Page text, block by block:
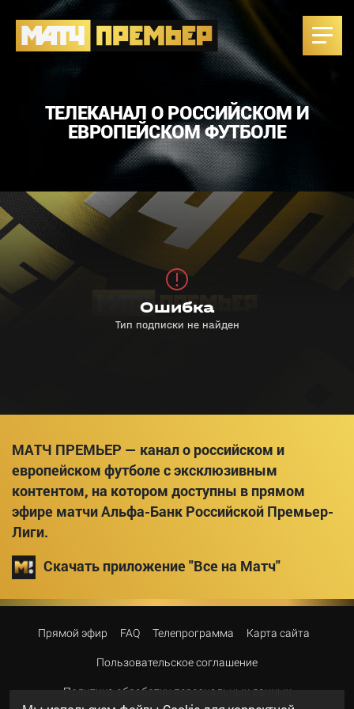
ТЕЛЕКАНАЛ О РОССИЙСКОМ И
ЕВРОПЕЙСКОМ ФУТБОЛЕ
МАТЧ ПРЕМЬЕР — канал о российском и
европейском футболе с эксклюзивным
контентом, на котором доступны в прямом
эфире матчи Альфа-Банк Российской Премьер-
Лиги.
Скачать приложение "Все на Матч"
Прямой эфир FAQ Телепрограмма Карта сайта
Пользовательское соглашение
Политика обработки персональных данных